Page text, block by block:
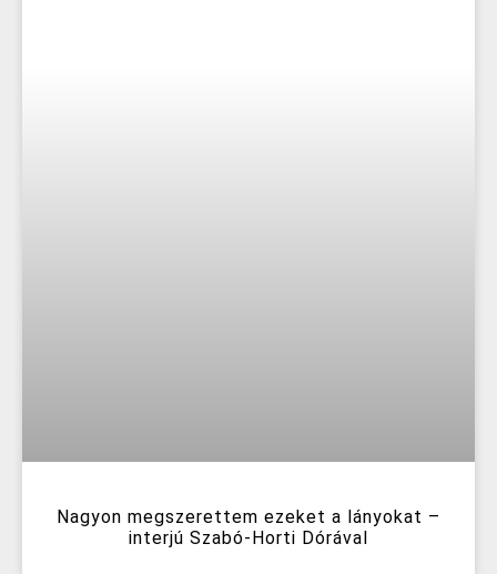
Nagyon megszerettem ezeket a lányokat –
interjú Szabó-Horti Dórával